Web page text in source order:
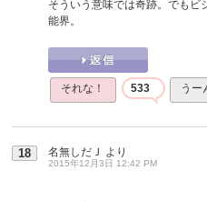
そういう意味では奇跡。でもビ
能界。
それな！ 533 う
18 名無しだＪ より
2015年12月3日 12:42 PM